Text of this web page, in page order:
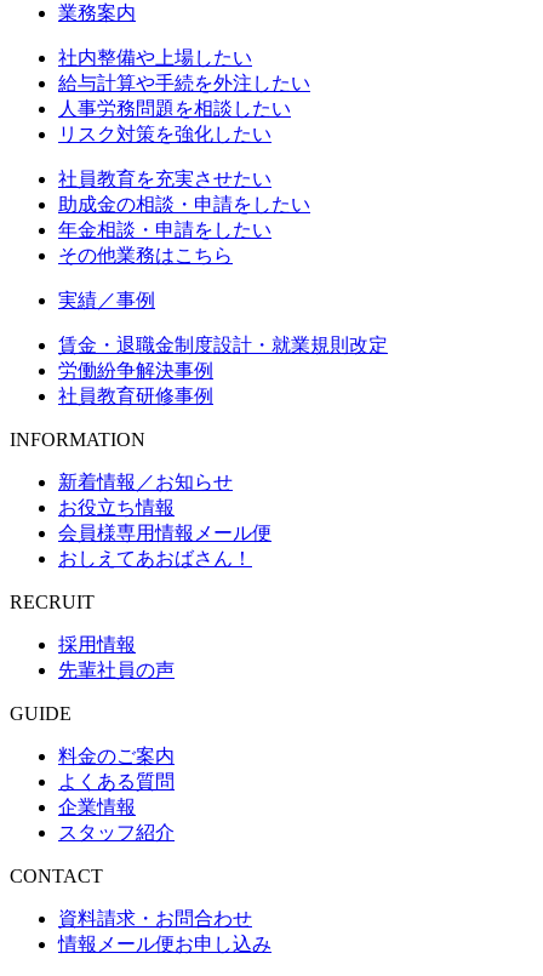
業務案内
社内整備や上場したい
給与計算や手続を外注したい
人事労務問題を相談したい
リスク対策を強化したい
社員教育を充実させたい
助成金の相談・申請をしたい
年金相談・申請をしたい
その他業務はこちら
実績／事例
賃金・退職金制度設計・就業規則改定
労働紛争解決事例
社員教育研修事例
INFORMATION
新着情報／お知らせ
お役立ち情報
会員様専用情報メール便
おしえてあおばさん！
RECRUIT
採用情報
先輩社員の声
GUIDE
料金のご案内
よくある質問
企業情報
スタッフ紹介
CONTACT
資料請求・お問合わせ
情報メール便お申し込み